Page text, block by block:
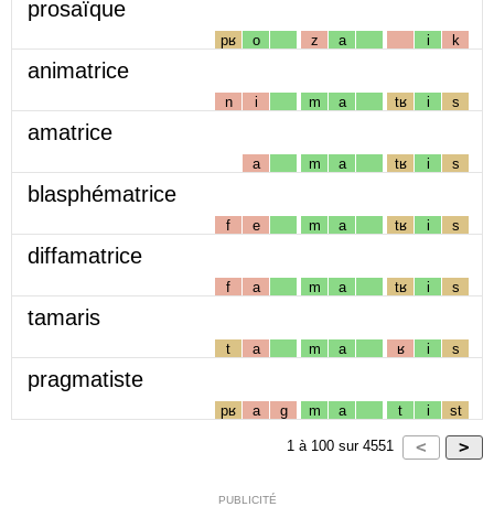
prosaïque
pʁ o z a i k
animatrice
n i m a tʁ i s
amatrice
a m a tʁ i s
blasphématrice
f e m a tʁ i s
diffamatrice
f a m a tʁ i s
tamaris
t a m a ʁ i s
pragmatiste
pʁ a g m a t i st
1 à 100 sur 4551
PUBLICITÉ